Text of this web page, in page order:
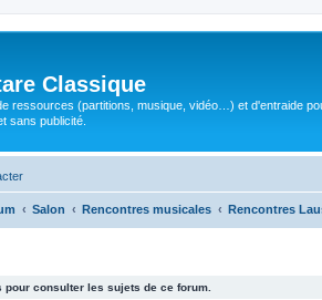
Classique
ressources (partitions, musique, vidéo…) et d'entraide
sans publicité.
Salon Rencontres musicales Rencontres
consulter les sujets de ce forum.